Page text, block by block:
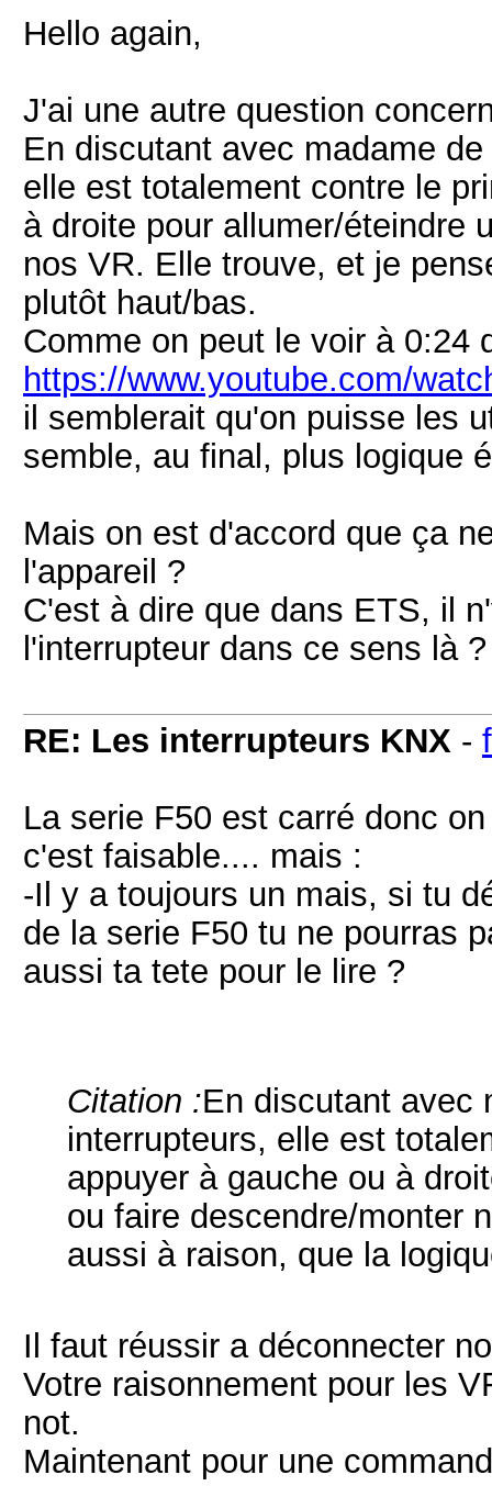
Hello again,
J'ai une autre question
En discutant avec madame
elle est totalement contre le
à droite pour allumer/éteindre
nos VR. Elle trouve, et je
plutôt haut/bas.
Comme on peut le voir à 0:24
https://www.youtube.com/
il semblerait qu'on puisse les
semble, au final, plus logique
Mais on est d'accord que ça
l'appareil ?
C'est à dire que dans ETS, il
l'interrupteur dans ce sens là ?
RE: Les interrupteurs KNX -
La serie F50 est carré donc
c'est faisable.... mais :
-Il y a toujours un mais, si tu
de la serie F50 tu ne pourras
aussi ta tete pour le lire ?
Citation :En discutant avec
interrupteurs, elle est
appuyer à gauche ou à
ou faire descendre/monter
aussi à raison, que la
Il faut réussir a déconnecter
Votre raisonnement pour les
not.
Maintenant pour une